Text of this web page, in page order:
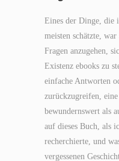
Eines der Dinge, die
meisten schätzte,
Fragen anzugehen,
Existenz ebooks zu
einfache Antworten
zurückzugreifen,
bewundernswert als
auf dieses Buch, als
recherchierte, und
vergessenen